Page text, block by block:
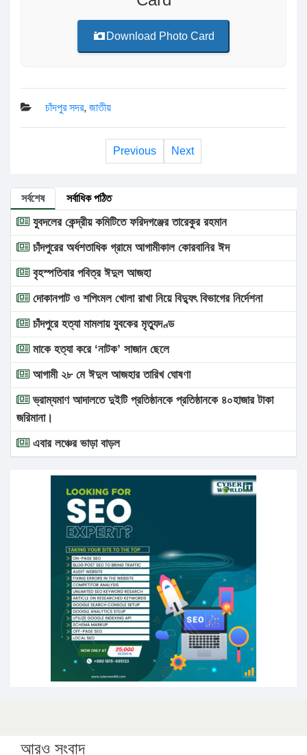
Download Photo Card
চাঁদপুর সদর, জাতীয়
Previous Next
সর্বশেষ সর্বাধিক পঠিত
যুবদলের কেন্দ্রীয় কমিটিতে ফরিদগঞ্জের তারেকুর রহমান
চাঁদপুরের অর্ধশতাধিক গ্রামে আগামীকাল কোরবানির ঈদ
বৃহস্পতিবার পবিত্র ঈদুল আজহা
দোকানপাট ও শপিংমল খোলা রাখা নিয়ে বিদ্যুৎ বিভাগের নির্দেশনা
চাঁদপুরে হত্যা মামলায় যুবকের মৃত্যুদণ্ড
মাকে হত্যা করে ‘নাটক’ সাজান ছেলে
আগামী ২৮ মে ঈদুল আজহার তারিখ ঘোষণা
ভ্রাম্যমাণ আদালতে দুইটি প্রতিষ্ঠানকে প্রতিষ্ঠানকে ৪০হাজার টাকা
জরিমানা।
এবার লঞ্চের ভাড়া বাড়ল
১৬ মে চাঁদপুর ও ২৫ মে ফেনী সফরে যাবেন প্রধানমন্ত্রী
উচ্চশিক্ষায় গৌরবময় অর্জন: পূর্ণ স্কলারশিপে যুক্তরাষ্ট্রে পিএইচডি
করছেন কুয়েটের কৃতি…
সারা দেশে বজ্রাঘাতে ১৪ জনের প্রাণহানি
কঠোর হচ্ছে এসএসসি ও এইচএসসি পরীক্ষা
ফরিদগঞ্জে আগুনে পুড়লো ৬ ব্যবসা প্রতিষ্ঠান
আরও সংবাদ